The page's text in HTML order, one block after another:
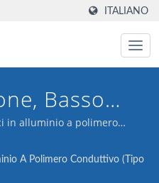
ITALIANO
Basso
in alluminio a polimero
progettati per soddisfare
DC, regolatori di tensione e
A Polimero Conduttivo (tipo